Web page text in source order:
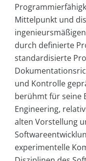
Mittelpunkt und
durch definierte
standardisierte
und Kontrolle
berühmt für seine
Engineering,
alten Vorstellung
experimentelle